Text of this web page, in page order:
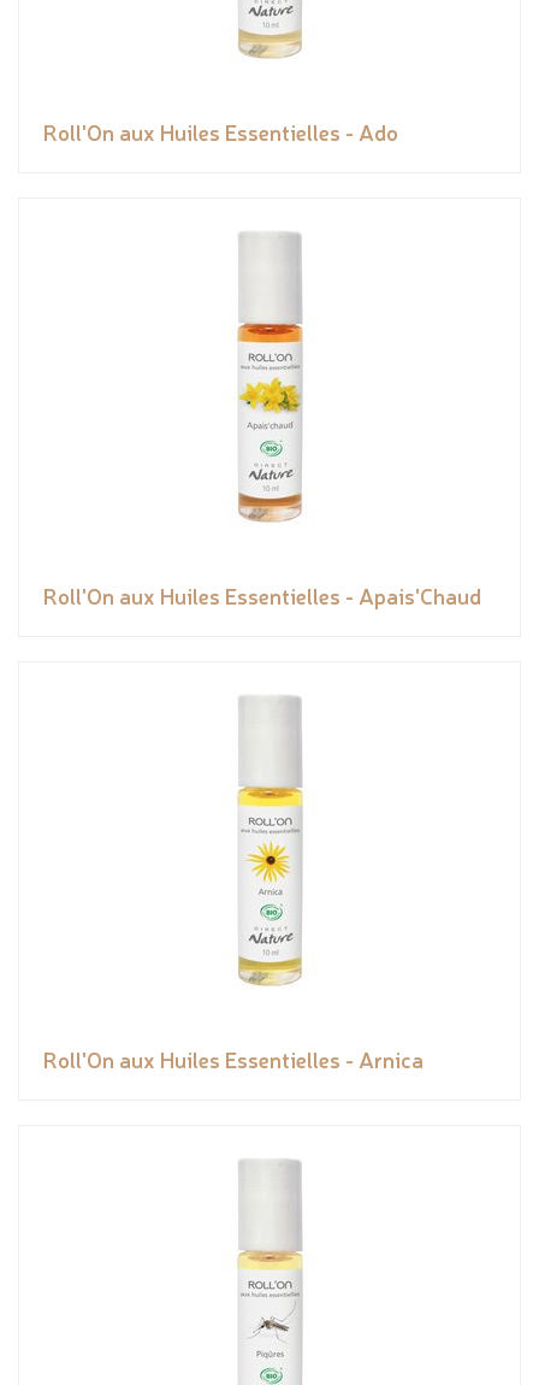
Roll'On aux Huiles Essentielles - Ado
Roll'On aux Huiles Essentielles - Apais'Chaud
Roll'On aux Huiles Essentielles - Arnica